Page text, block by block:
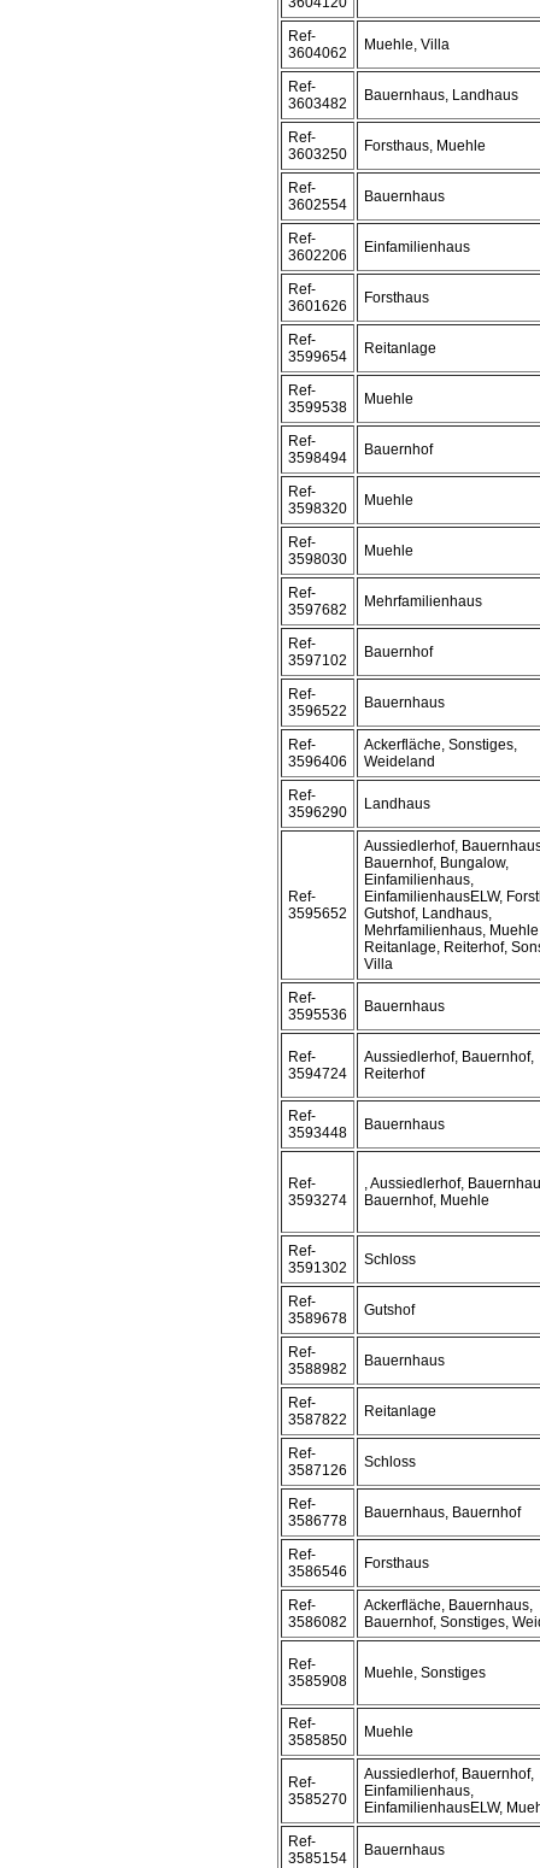
Ref-
3604062
Muehle, Villa
Ref-
3603482
Bauernhaus, Landhaus
Ref-
3603250
Forsthaus, Muehle
Ref-
3602554
Bauernhaus
Ref-
3602206
Einfamilienhaus
Ref-
3601626
Forsthaus
Ref-
3599654
Reitanlage
Ref-
3599538
Muehle
Ref-
3598494
Bauernhof
Ref-
3598320
Muehle
Ref-
3598030
Muehle
Ref-
3597682
Mehrfamilienhaus
Ref-
3597102
Bauernhof
Ref-
3596522
Bauernhaus
Ref-
3596406
Ackerfläche, Sonstiges,
Weideland
Ref-
3596290
Landhaus
Ref-
3595652
Aussiedlerhof,
Bauernhof, Bungalow,
Einfamilienhaus,
EinfamilienhausELW,
Gutshof, Landhaus,
Mehrfamilienhaus,
Reitanlage, Reiterhof,
Villa
Ref-
3595536
Bauernhaus
Ref-
3594724
Aussiedlerhof, Bauernhof,
Reiterhof
Ref-
3593448
Bauernhaus
Ref-
3593274
, Aussiedlerhof,
Bauernhof, Muehle
Ref-
3591302
Schloss
Ref-
3589678
Gutshof
Ref-
3588982
Bauernhaus
Ref-
3587822
Reitanlage
Ref-
3587126
Schloss
Ref-
3586778
Bauernhaus, Bauernhof
Ref-
3586546
Forsthaus
Ref-
3586082
Ackerfläche, Bauernhaus,
Bauernhof, Sonstiges,
Ref-
3585908
Muehle, Sonstiges
Ref-
3585850
Muehle
Ref-
3585270
Aussiedlerhof, Bauernhof,
Einfamilienhaus,
EinfamilienhausELW,
Ref-
3585154
Bauernhaus